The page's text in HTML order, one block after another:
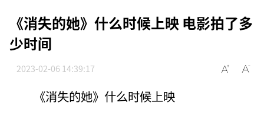
《消失的她》什么时候上映 电影拍了多
少时间
2023-02-06 14:39:17
《消失的她》什么时候上映